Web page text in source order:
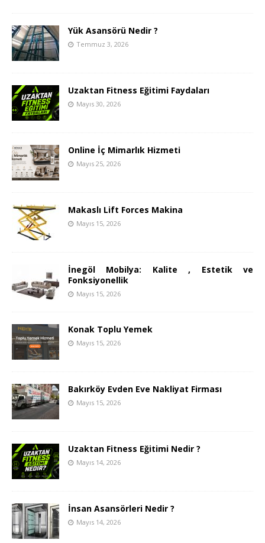
Yük Asansörü Nedir ?
Temmuz 3, 2026
Uzaktan Fitness Eğitimi Faydaları
Mayıs 30, 2026
Online İç Mimarlık Hizmeti
Mayıs 25, 2026
Makaslı Lift Forces Makina
Mayıs 15, 2026
İnegöl Mobilya: Kalite , Estetik ve
Fonksiyonellik
Mayıs 15, 2026
Konak Toplu Yemek
Mayıs 15, 2026
Bakırköy Evden Eve Nakliyat Firması
Mayıs 15, 2026
Uzaktan Fitness Eğitimi Nedir ?
Mayıs 14, 2026
İnsan Asansörleri Nedir ?
Mayıs 14, 2026